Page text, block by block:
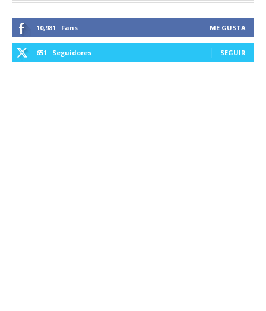
10,981 Fans ME GUSTA
651 Seguidores SEGUIR